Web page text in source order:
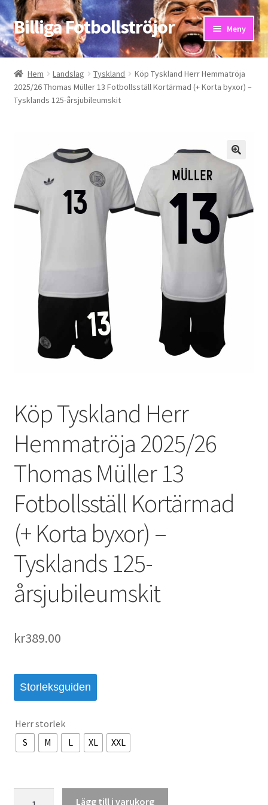
Hoppa
till
navigering
Hoppa
till
innehåll
Billiga Fotbollströjor Meny
Hem
Bloggar
Kontakta oss
Mitt konto
Varukorg
Hem Landslag Tyskland
Köp Tyskland Herr Hemmatröja
2025/26 Thomas Müller 13 Fotbollsställ Kortärmad (+ Korta byxor) –
Tysklands 125-årsjubileumskit
Köp Tyskland Herr
Hemmatröja 2025/26
Thomas Müller 13
Fotbollsställ Kortärmad
(+ Korta byxor) –
Tysklands 125-
årsjubileumskit
kr389.00
Storleksguiden
Herr storlek
S
M L XL XXL
Lägg till i varukorg